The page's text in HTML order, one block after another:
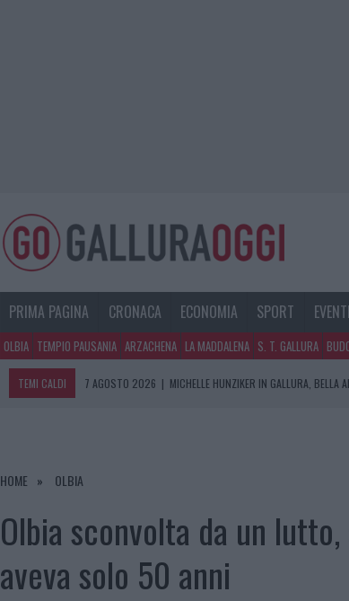
PRIMA PAGINA CRONACA ECONOMIA SPORT EVENTI
OLBIA TEMPIO PAUSANIA ARZACHENA LA MADDALENA S. T. GALLURA
TEMI CALDI 7 AGOSTO 2026 | MICHELLE HUNZIKER IN GALLURA, BELLA
7 AGOSTO 2026
HOME OLBIA
Olbia sconvolta da un
aveva solo 50 anni